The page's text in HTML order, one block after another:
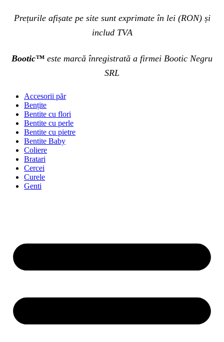
Prețurile afișate pe site sunt exprimate în lei (RON) și
includ TVA
Bootic™ este marcă înregistrată a firmei Bootic Negru
SRL
Accesorii păr
Bențite
Bentite cu flori
Bentite cu perle
Bentite cu pietre
Bentite Baby
Coliere
Bratari
Cercei
Curele
Genti